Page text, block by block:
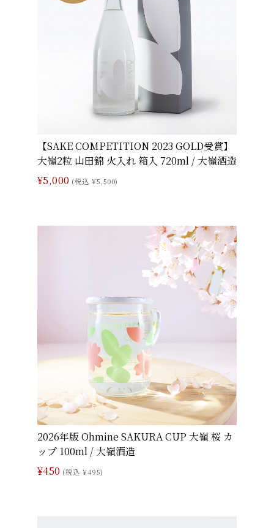
【SAKE COMPETITION 2023 GOLD受賞】
大嶺2粒 山田錦 火入れ 箱入 720ml / 大嶺酒造
¥5,000 (税込 ¥5,500)
2026年版 Ohmine SAKURA CUP 大嶺 桜 カ
ップ 100ml / 大嶺酒造
¥450 (税込 ¥495)